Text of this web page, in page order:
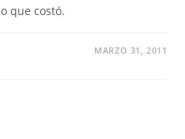
que costó.
MARZO 31, 2011